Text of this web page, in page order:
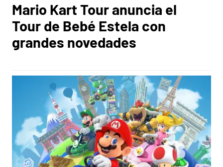
Mario Kart Tour anuncia el
Tour de Bebé Estela con
grandes novedades